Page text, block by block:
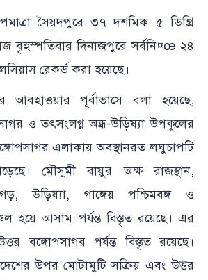
সৈয়দপুরে ৩৭ দশমিক ৫ ডিগ্রি
বৃহস্পতিবার দিনাজপুরে সর্বনি¤œ ২৪
রেকর্ড করা হয়েছে।
আবহাওয়ার পূর্বাভাসে বলা হয়েছে,
ও তৎসংলগ্ন অন্ধ্র-উড়িষ্যা উপকূলের
এলাকায় অবস্থানরত লঘুচাপটি
মৌসুমী বায়ুর অক্ষ রাজস্থান,
উড়িষ্যা, গাঙ্গেয় পশ্চিমবঙ্গ ও
হয়ে আসাম পর্যন্ত বিস্তৃত রয়েছে। এর
বঙ্গোপসাগর পর্যন্ত বিস্তৃত রয়েছে।
উপর মোটামুটি সক্রিয় এবং উত্তর